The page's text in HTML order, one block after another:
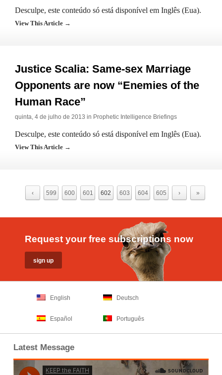
Desculpe, este conteúdo só está disponível em Inglês (Eua).
View This Article →
Justice Scalia: Same-sex Marriage
Opponents are now “Enemies of the
Human Race”
quinta, 4 de julho de 2013 in Prophetic Intelligence Briefings
Desculpe, este conteúdo só está disponível em Inglês (Eua).
View This Article →
‹ 599 600 601 602 603 604 605 › »
Request your free subscriptions now
English Deutsch
Español Português
Latest Message